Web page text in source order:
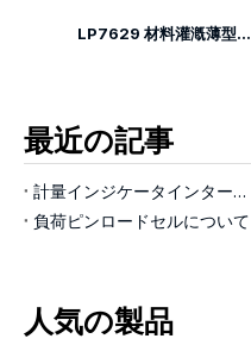
LP7629 材料灌漑薄型フロアスケール
最近の記事
計量インジケータインターフェイス
負荷ピンロードセルについて
人気の製品